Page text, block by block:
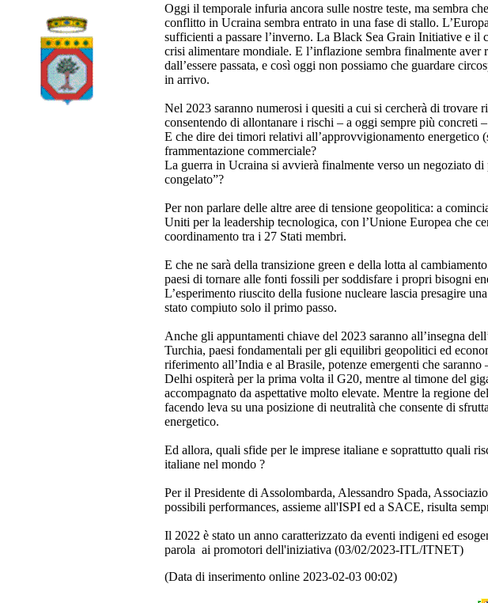
Oggi il temporale infuria ancora sulle nostre teste, ma sembra
conflitto in Ucraina sembra entrato in una fase di stallo.
sufficienti a passare l’inverno. La Black Sea Grain Initiative e il
crisi alimentare mondiale. E l’inflazione sembra finalmente aver
dall’essere passata, e così oggi non possiamo che guardare
in arrivo.
Nel 2023 saranno numerosi i quesiti a cui si cercherà di trovare
consentendo di allontanare i rischi – a oggi sempre più concreti
E che dire dei timori relativi all’approvvigionamento energetico
frammentazione commerciale?
La guerra in Ucraina si avvierà finalmente verso un negoziato
congelato”?
Per non parlare delle altre aree di tensione geopolitica: a
Uniti per la leadership tecnologica, con l’Unione Europea che
coordinamento tra i 27 Stati membri.
E che ne sarà della transizione green e della lotta al
paesi di tornare alle fonti fossili per soddisfare i propri bisogni
L’esperimento riuscito della fusione nucleare lascia presagire
stato compiuto solo il primo passo.
Anche gli appuntamenti chiave del 2023 saranno all’insegna
Turchia, paesi fondamentali per gli equilibri geopolitici ed
riferimento all’India e al Brasile, potenze emergenti che
Delhi ospiterà per la prima volta il G20, mentre al timone del
accompagnato da aspettative molto elevate. Mentre la regione
facendo leva su una posizione di neutralità che consente di
energetico.
Ed allora, quali sfide per le imprese italiane e soprattutto quali
italiane nel mondo ?
Per il Presidente di Assolombarda, Alessandro Spada,
possibili performances, assieme all'ISPI ed a SACE, risulta
Il 2022 è stato un anno caratterizzato da eventi indigeni ed
parola ai promotori dell'iniziativa (03/02/2023-ITL/ITNET)
(Data di inserimento online 2023-02-03 00:02)